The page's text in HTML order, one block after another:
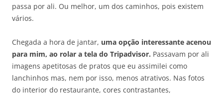
passa por ali. Ou melhor, um dos caminhos, pois existem
vários.
Chegada a hora de jantar, uma opção interessante acenou
para mim, ao rolar a tela do Tripadvisor. Passavam por ali
imagens apetitosas de pratos que eu assimilei como
lanchinhos mas, nem por isso, menos atrativos. Nas fotos
do interior do restaurante, cores contrastantes,